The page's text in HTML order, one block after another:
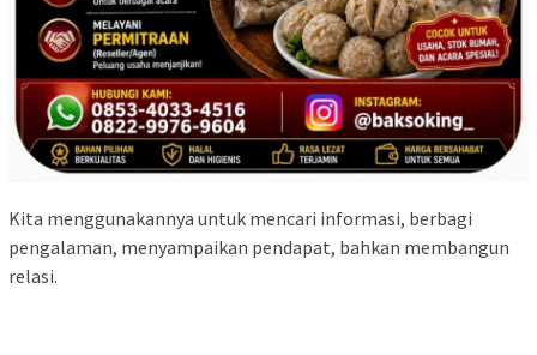
Kita menggunakannya untuk mencari informasi, berbagi
pengalaman, menyampaikan pendapat, bahkan membangun
relasi.